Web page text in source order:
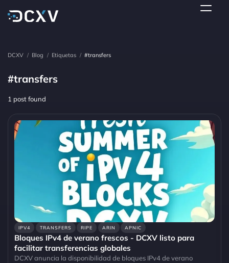
DCXV / Blog / Etiquetas / #transfers
#transfers
1 post found
IPV4 TRANSFERS RIPE ARIN APNIC
Bloques IPv4 de verano frescos - DCXV listo para
facilitar transferencias globales
DCXV anuncia la disponibilidad de bloques IPv4 de verano